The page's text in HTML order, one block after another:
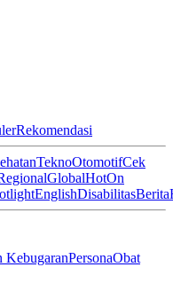
Rekomendasi
TeknoOtomotifCek
GlobalHotOn
EnglishDisabilitasBerita
KebugaranPersonaObat